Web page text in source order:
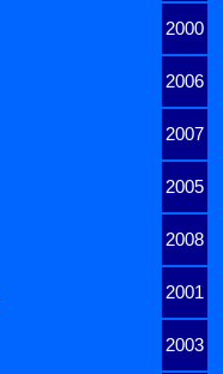
2000
2006
2007
2005
2008
2001
2003